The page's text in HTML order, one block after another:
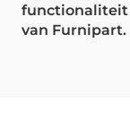
functionaliteit
van Furnipart.